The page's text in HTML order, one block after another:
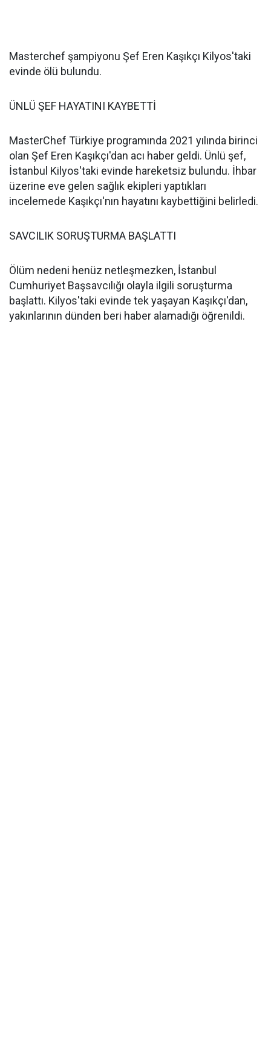
Masterchef şampiyonu Şef Eren Kaşıkçı Kilyos'taki
evinde ölü bulundu.
ÜNLÜ ŞEF HAYATINI KAYBETTİ
MasterChef Türkiye programında 2021 yılında birinci
olan Şef Eren Kaşıkçı'dan acı haber geldi. Ünlü şef,
İstanbul Kilyos'taki evinde hareketsiz bulundu. İhbar
üzerine eve gelen sağlık ekipleri yaptıkları
incelemede Kaşıkçı'nın hayatını kaybettiğini belirledi.
SAVCILIK SORUŞTURMA BAŞLATTI
Ölüm nedeni henüz netleşmezken, İstanbul
Cumhuriyet Başsavcılığı olayla ilgili soruşturma
başlattı. Kilyos'taki evinde tek yaşayan Kaşıkçı'dan,
yakınlarının dünden beri haber alamadığı öğrenildi.